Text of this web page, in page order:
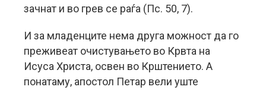
зачнат и во грев се раѓа (Пс. 50, 7).
И за младенците нема друга можност да го
преживеат очистувањето во Крвта на
Исуса Христа, освен во Крштението. А
понатаму, апостол Петар вели уште